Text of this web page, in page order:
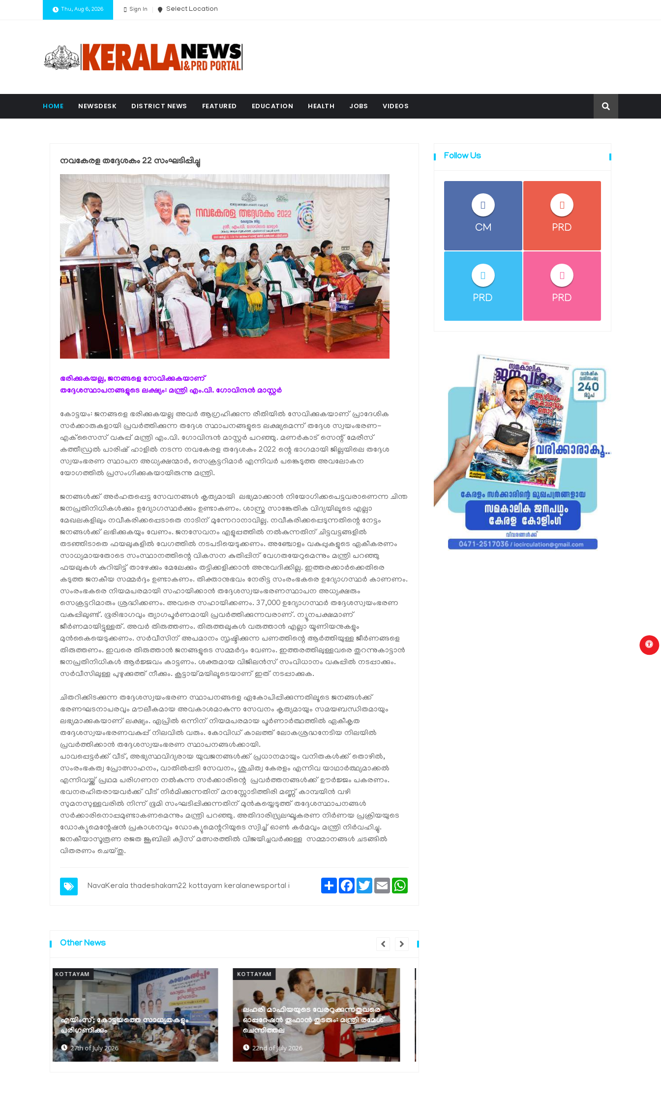
Thu, Aug 6, 2026 Sign In Select Location
HOME NEWSDESK DISTRICT NEWS FEATURED EDUCATION HEALTH JOBS VIDEOS
നവകേരള തദ്ദേശകം 22 സംഘടിപ്പിച്ചു
ഭരിക്കുകയല്ല, ജനങ്ങളെ സേവിക്കുകയാണ്
തദ്ദേശസ്ഥാപനങ്ങളുടെ ലക്ഷ്യം: മന്ത്രി എം.വി. ഗോവിന്ദൻ മാസ്റ്റർ
കോട്ടയം: ജനങ്ങളെ ഭരിക്കുകയല്ല അവർ ആഗ്രഹിക്കുന്ന രീതിയിൽ സേവിക്കുകയാണ് പ്രാദേശിക
സർക്കാരുകളായി പ്രവർത്തിക്കുന്ന തദ്ദേശ സ്ഥാപനങ്ങളുടെ ലക്ഷ്യമെന്ന് തദ്ദേശ സ്വയംഭരണ-
എക്‌സൈസ് വകുപ്പ് മന്ത്രി എം.വി. ഗോവിന്ദൻ മാസ്റ്റർ പറഞ്ഞു. മണർകാട് സെന്റ് മേരീസ്
കത്തീഡ്രൽ പാരിഷ് ഹാളിൽ നടന്ന നവകേരള തദ്ദേശകം 2022 ന്റെ ഭാഗമായി ജില്ലയിലെ തദ്ദേശ
സ്വയംഭരണ സ്ഥാപന അധ്യക്ഷന്മാർ, സെക്രട്ടറിമാർ എന്നിവർ പങ്കെടുത്ത അവലോകന
യോഗത്തിൽ പ്രസംഗിക്കുകയായിരുന്നു മന്ത്രി.
ജനങ്ങൾക്ക് അർഹതപ്പെട്ട സേവനങ്ങൾ കൃത്യമായി ലഭ്യമാക്കാൻ നിയോഗിക്കപെട്ടവരാണെന്ന ചിന്ത
ജനപ്രതിനിധികൾക്കും ഉദ്യോഗസ്ഥർക്കും ഉണ്ടാകണം. ശാസ്ത്ര സാങ്കേതിക വിദ്യയിലൂടെ എല്ലാ
മേഖലകളിലും നവീകരിക്കപ്പെടാതെ നാടിന് മുന്നേറാനാവില്ല. നവീകരിക്കപ്പെടുന്നതിന്റെ നേട്ടം
ജനങ്ങൾക്ക് ലഭിക്കുകയും വേണം. ജനസേവനം എളുപ്പത്തിൽ നൽകുന്നതിന് ചിട്ടവട്ടങ്ങളിൽ
തടഞ്ഞിടാതെ ഫയലുകളിൽ വേഗത്തിൽ നടപടിയെടുക്കണം. അഞ്ചോളം വകുപ്പുകളുടെ ഏകീകരണം
സാധ്യമായതോടെ സംസ്ഥാനത്തിന്റെ വികസന കുതിപ്പിന് വേഗതയേറുമെന്നും മന്ത്രി പറഞ്ഞു
ഫയലുകൾ കുറിയിട്ട് താഴേക്കും മേലേക്കും തട്ടിക്കളിക്കാൻ അനുവദിക്കില്ല. ഇത്തരക്കാർക്കെതിരെ
കടുത്ത ജനകീയ സമ്മർദ്ദം ഉണ്ടാകണം. തിക്താനുഭവം നേരിട്ട സംരംഭകരെ ഉദ്യോഗസ്ഥർ കാണണം.
സംരംഭകരെ നിയമപരമായി സഹായിക്കാൻ തദ്ദേശസ്വയംഭരണസ്ഥാപന അധ്യക്ഷരും
സെക്രട്ടറിമാരും ശ്രദ്ധിക്കണം. അവരെ സഹായിക്കണം. 37,000 ഉദ്യോഗസ്ഥർ തദ്ദേശസ്വയംഭരണ
വകുപ്പിലുണ്ട്. ഭൂരിഭാഗവും ത്യാഗപൂർണമായി പ്രവർത്തിക്കുന്നവരാണ്. ന്യൂനപക്ഷമാണ്
ജീർണമായിട്ടുള്ളത്. അവർ തിരുത്തണം. തിരുത്തലുകൾ വരുത്താൻ എല്ലാ യൂണിയനുകളും
മുൻകൈയെടുക്കണം. സർവീസിന് അപമാനം സൃഷ്ടിക്കുന്ന പണത്തിന്റെ ആർത്തിയുള്ള ജീർണങ്ങളെ
തിരുത്തണം. ഇവരെ തിരുത്താൻ ജനങ്ങളുടെ സമ്മർദ്ദം വേണം. ഇത്തരത്തിലുള്ളവരെ തുറന്നുകാട്ടാൻ
ജനപ്രതിനിധികൾ ആർജ്ജവം കാട്ടണം. ശക്തമായ വിജിലൻസ് സംവിധാനം വകുപ്പിൽ നടപ്പാക്കും.
സർവീസിലുള്ള പുഴുക്കുത്ത് നീക്കും. കൂട്ടായ്മയിലൂടെയാണ് ഇത് നടപ്പാക്കുക.
ചിതറിക്കിടക്കുന്ന തദ്ദേശസ്വയംഭരണ സ്ഥാപനങ്ങളെ ഏകോപിപ്പിക്കുന്നതിലൂടെ ജനങ്ങൾക്ക്
ഭരണഘടനാപരവും മൗലീകമായ അവകാശമാകുന്ന സേവനം കൃത്യമായും സമയബന്ധിതമായും
ലഭ്യമാക്കുകയാണ് ലക്ഷ്യം. ഏപ്രിൽ ഒന്നിന് നിയമപരമായ പൂർണാർത്ഥത്തിൽ ഏകീകൃത
തദ്ദേശസ്വയംഭരണവകുപ്പ് നിലവിൽ വരും. കോവിഡ് കാലത്ത് ലോകശ്രദ്ധനേടിയ നിലയിൽ
പ്രവർത്തിക്കാൻ തദ്ദേശസ്വയംഭരണ സ്ഥാപനങ്ങൾക്കായി.
പാവപ്പെട്ടർക്ക് വീട്, അഭ്യസ്ഥവിദ്യരായ യുവജനങ്ങൾക്ക് പ്രധാനമായും വനിതകൾക്ക് തൊഴിൽ,
സംരംഭകത്വ പ്രോത്സാഹനം, വാതിൽപ്പടി സേവനം, ശുചിത്വ കേരളം എന്നിവ യാഥാർത്ഥ്യമാക്കൽ
എന്നിവയ്ക്ക് പ്രഥമ പരിഗണന നൽകുന്ന സർക്കാരിന്റെ പ്രവർത്തനങ്ങൾക്ക് ഊർജ്ജം പകരണം.
ഭവനരഹിതരായവർക്ക് വീട് നിർമിക്കുന്നതിന് മനസ്സോടിത്തിരി മണ്ണ് കാമ്പയിൻ വഴി
സുമനസുള്ളവരിൽ നിന്ന് ഭൂമി സംഘടിപ്പിക്കുന്നതിന് മുൻകയ്യെടുത്ത് തദ്ദേശസ്ഥാപനങ്ങൾ
സർക്കാരിനൊപ്പമുണ്ടാകണമെന്നും മന്ത്രി പറഞ്ഞു. അതിദാരിദ്ര്യലഘൂകരണ നിർണയ പ്രക്രിയയുടെ
ഡോക്യുമെന്റേഷൻ പ്രകാശനവും ഡോക്യുമെന്ററിയുടെ സ്വിച്ച് ഓൺ കർമവും മന്ത്രി നിർവഹിച്ചു.
ജനകീയാസൂത്രണ രജത ജൂബിലി ക്വിസ് മത്സരത്തിൽ വിജയിച്ചവർക്കുള്ള സമ്മാനങ്ങൾ ചടങ്ങിൽ
വിതരണം ചെയ്തു.
NavaKerala thadeshakam22 kottayam keralanewsportal i
ShareFacebook
TwitterEmail
Other News
KOTTAYAM
ലഹരി മാഫിയയുടെ വേരറുക്കുന്നതുവരെ
ഓപ്പറേഷൻ തൂഫാൻ തുടരും: മന്ത്രി രമേശ്
ചെന്നിത്തല
22nd of July 2026
KOTTAYAM
കോട്ടയം മെഡിക്കല്‍ കോളജിന് 94.17
ലക്ഷം രൂപ അനുവദിച്ചു
10th of July 2026
Follow Us
CM PRD
PRD PRD